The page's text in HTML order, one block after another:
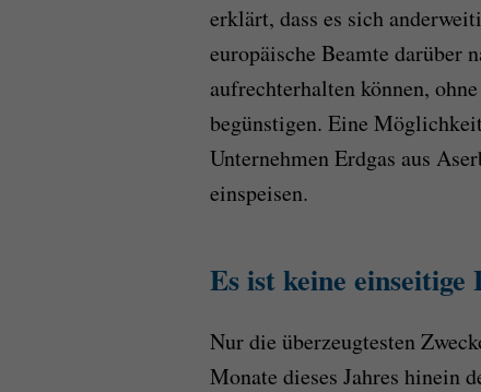
erklärt, dass es sich
europäische Beamte darüber
aufrechterhalten können,
begünstigen. Eine
Unternehmen Erdgas aus
einspeisen.
Es ist keine einseitige
Nur die überzeugtesten
Monate dieses Jahres hinein